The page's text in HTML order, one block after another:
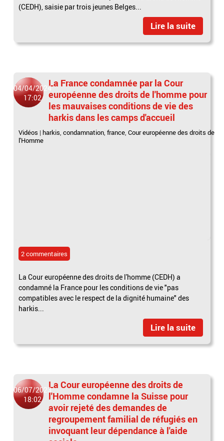
(CEDH), saisie par trois jeunes Belges...
Lire la suite
04/04/2024
17:02
La France condamnée par la Cour
européenne des droits de l'homme pour
les mauvaises conditions de vie des
harkis dans les camps d'accueil
Vidéos | harkis,condamnation,france,Cour européenne des droits de
l'Homme
2 commentaires
La Cour européenne des droits de l'homme (CEDH) a
condamné la France pour les conditions de vie "pas
compatibles avec le respect de la dignité humaine" des
harkis...
Lire la suite
06/07/2023
18:02
La Cour européenne des droits de
l'Homme condamne la Suisse pour
avoir rejeté des demandes de
regroupement familial de réfugiés en
invoquant leur dépendance à l'aide